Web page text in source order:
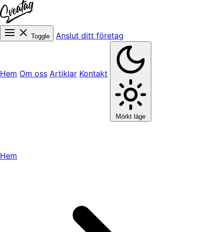
Toggle Anslut ditt företag
Hem Om oss Artiklar Kontakt
Mörkt läge
Hem